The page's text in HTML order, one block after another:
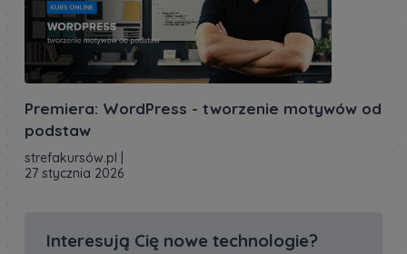
Premiera: WordPress - tworzenie motywów od
podstaw
strefakursów.pl
27 stycznia 2026
Interesują Cię nowe technologie?